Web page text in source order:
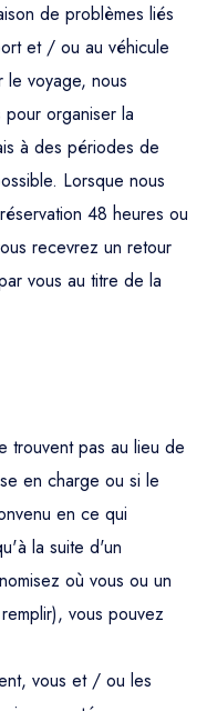
de problèmes liés
et / ou au véhicule
le voyage, nous
organiser la
à des périodes de
Lorsque nous
48 heures ou
recevrez un retour
vous au titre de la
trouvent pas au lieu de
en charge ou si le
en ce qui
la suite d'un
où vous ou un
vous pouvez
vous et / ou les